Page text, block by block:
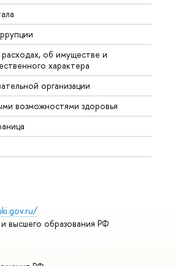
об имуществе и
характера
организации
возможностями здоровья
высшего образования РФ